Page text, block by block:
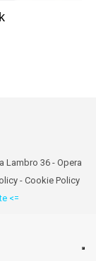
Lambro 36 - Opera
- Cookie Policy
<=